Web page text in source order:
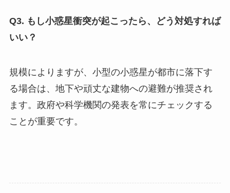
Q3. もし小惑星衝突が起こったら、どう対処すれば
いい？
規模によりますが、小型の小惑星が都市に落下す
る場合は、地下や頑丈な建物への避難が推奨され
ます。政府や科学機関の発表を常にチェックする
ことが重要です。